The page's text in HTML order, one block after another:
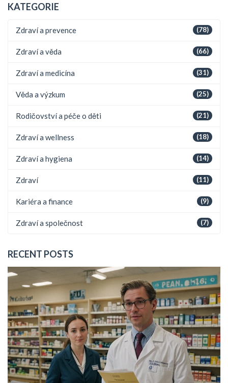
KATEGORIE
(78)
Zdraví a prevence
(66)
Zdraví a věda
(31)
Zdraví a medicína
(25)
Věda a výzkum
(21)
Rodičovství a péče o děti
(18)
Zdraví a wellness
(14)
Zdraví a hygiena
(11)
Zdraví
(9)
Kariéra a finance
(7)
Zdraví a společnost
RECENT POSTS